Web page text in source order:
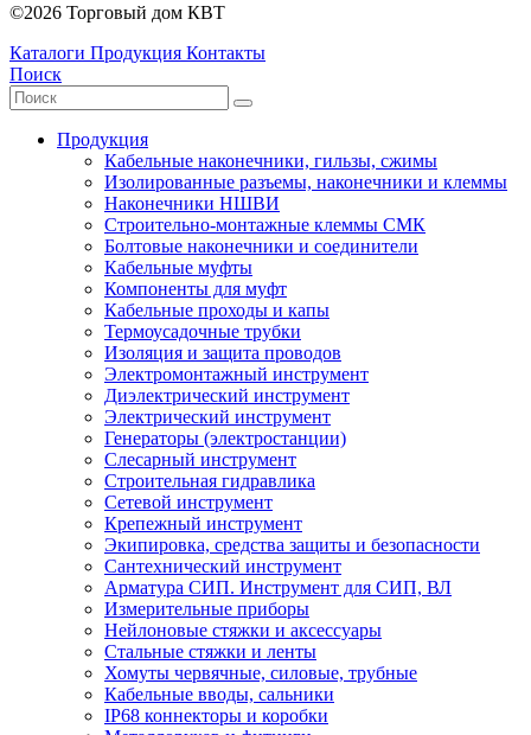
©2026 Торговый дом КВТ
Каталоги Продукция Контакты
Поиск
Продукция
Кабельные наконечники, гильзы, сжимы
Изолированные разъемы, наконечники и клеммы
Наконечники НШВИ
Строительно-монтажные клеммы СМК
Болтовые наконечники и соединители
Кабельные муфты
Компоненты для муфт
Кабельные проходы и капы
Термоусадочные трубки
Изоляция и защита проводов
Электромонтажный инструмент
Диэлектрический инструмент
Электрический инструмент
Генераторы (электростанции)
Слесарный инструмент
Строительная гидравлика
Сетевой инструмент
Крепежный инструмент
Экипировка, средства защиты и безопасности
Сантехнический инструмент
Арматура СИП. Инструмент для СИП, ВЛ
Измерительные приборы
Нейлоновые стяжки и аксессуары
Стальные стяжки и ленты
Хомуты червячные, силовые, трубные
Кабельные вводы, сальники
IP68 коннекторы и коробки